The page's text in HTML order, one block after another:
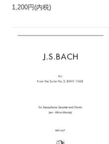
1,200円(内税)